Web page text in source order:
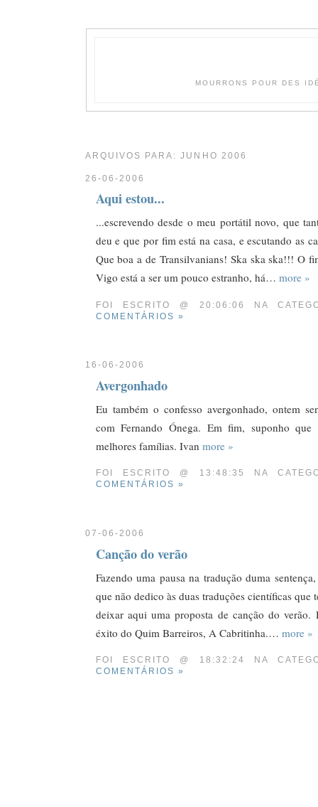
MOURRONS POUR DES
ARQUIVOS PARA: JUNHO 2006
26-06-2006
Aqui estou...
...escrevendo desde o meu portátil novo, que
deu e que por fim está na casa, e escutando as
Que boa a de Transilvanians! Ska ska ska!!! O
Vigo está a ser um pouco estranho, há… more »
FOI ESCRITO @ 20:06:06 NA
COMENTÁRIOS »
16-06-2006
Avergonhado
Eu também o confesso avergonhado, ontem
com Fernando Ónega. Em fim, suponho que
melhores famílias. Ivan more »
FOI ESCRITO @ 13:48:35 NA
COMENTÁRIOS »
07-06-2006
Canção do verão
Fazendo uma pausa na tradução duma
que não dedico às duas traduções científicas que
deixar aqui uma proposta de canção do
éxito do Quim Barreiros, A Cabritinha.… more »
FOI ESCRITO @ 18:32:24 NA
COMENTÁRIOS »